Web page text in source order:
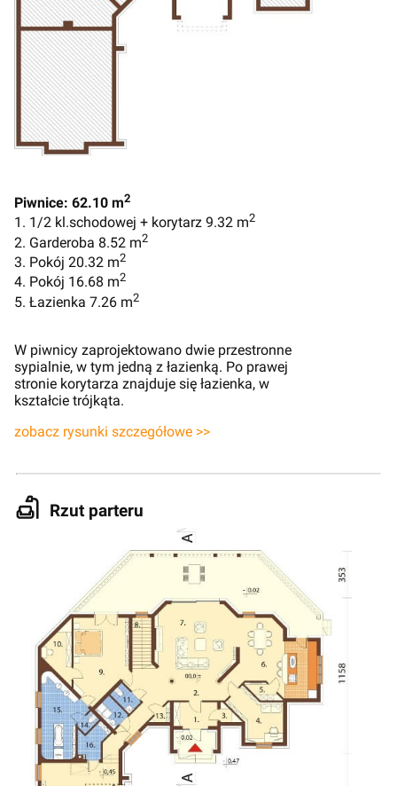
Piwnice: 62.10 m2
1. 1/2 kl.schodowej + korytarz 9.32 m2
2. Garderoba 8.52 m2
3. Pokój 20.32 m2
4. Pokój 16.68 m2
5. Łazienka 7.26 m2
W piwnicy zaprojektowano dwie przestronne
sypialnie, w tym jedną z łazienką. Po prawej
stronie korytarza znajduje się łazienka, w
kształcie trójkąta.
zobacz rysunki szczegółowe >>
Rzut parteru